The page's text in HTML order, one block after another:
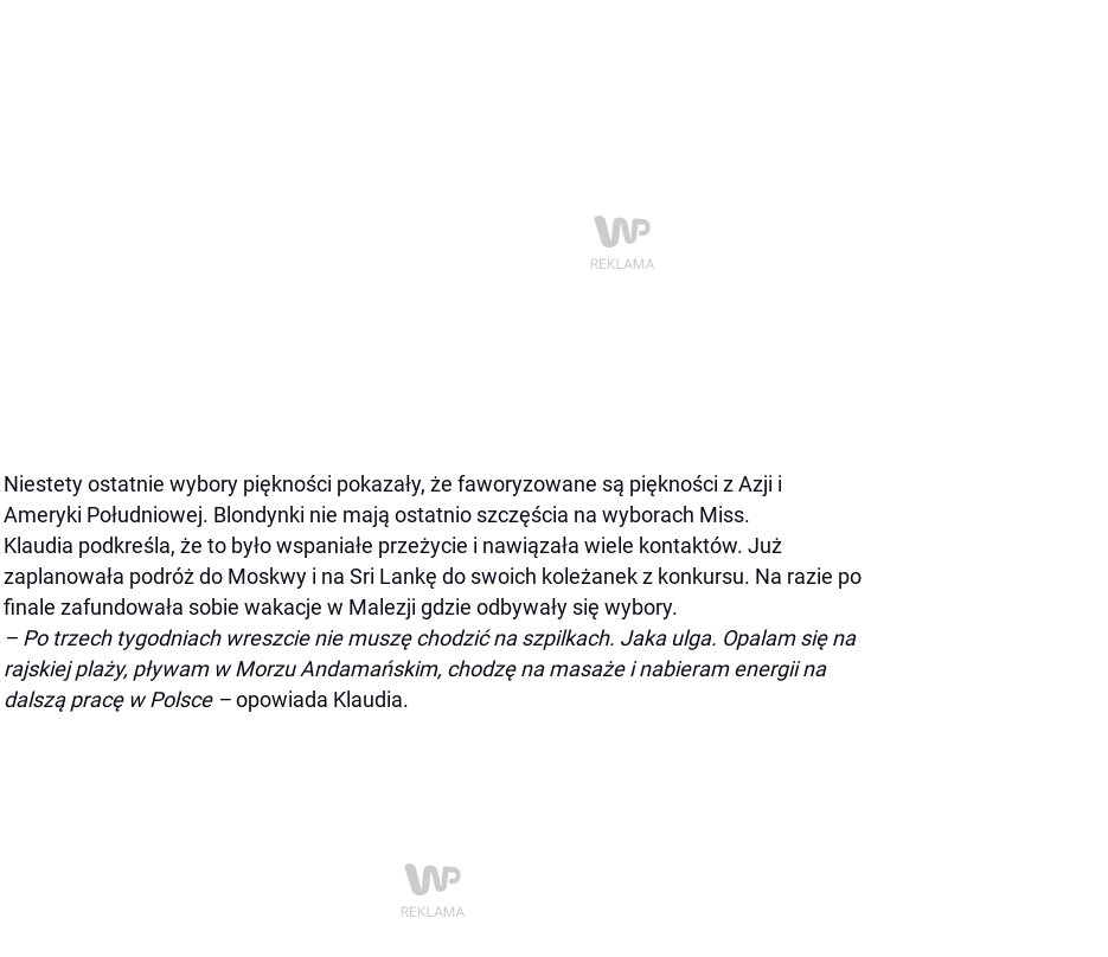
Niestety ostatnie wybory piękności pokazały, że faworyzowane są piękności z Azji i
Ameryki Południowej. Blondynki nie mają ostatnio szczęścia na wyborach Miss.
Klaudia podkreśla, że to było wspaniałe przeżycie i nawiązała wiele kontaktów. Już
zaplanowała podróż do Moskwy i na Sri Lankę do swoich koleżanek z konkursu. Na razie po
finale zafundowała sobie wakacje w Malezji gdzie odbywały się wybory.
– Po trzech tygodniach wreszcie nie muszę chodzić na szpilkach. Jaka ulga. Opalam się na
rajskiej plaży, pływam w Morzu Andamańskim, chodzę na masaże i nabieram energii na
dalszą pracę w Polsce –opowiada Klaudia.